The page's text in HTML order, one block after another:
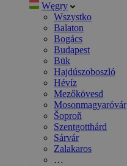
Węgry
Wszystko
Balaton
Bogács
Budapest
Bük
Hajdúszoboszló
Hévíz
Mezőkövesd
Mosonmagyaróvár
Šoproň
Szentgotthárd
Sárvár
Zalakaros
…